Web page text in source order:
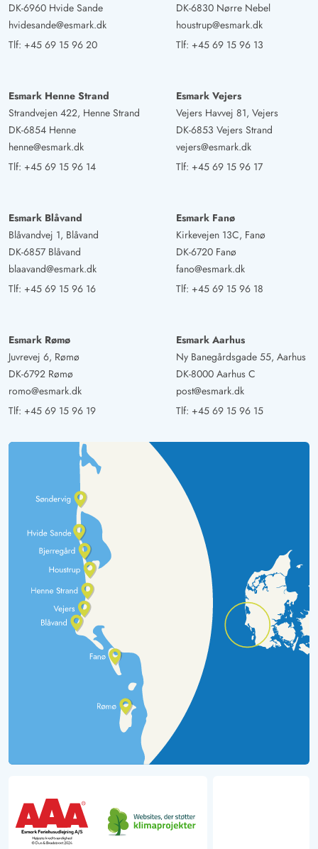
DK-6960 Hvide Sande
hvidesande@esmark.dk
Tlf: +45 69 15 96 20
DK-6830 Nørre Nebel
houstrup@esmark.dk
Tlf: +45 69 15 96 13
Esmark Henne Strand
Strandvejen 422, Henne Strand
DK-6854 Henne
henne@esmark.dk
Tlf: +45 69 15 96 14
Esmark Vejers
Vejers Havvej 81, Vejers
DK-6853 Vejers Strand
vejers@esmark.dk
Tlf: +45 69 15 96 17
Esmark Blåvand
Blåvandvej 1, Blåvand
DK-6857 Blåvand
blaavand@esmark.dk
Tlf: +45 69 15 96 16
Esmark Fanø
Kirkevejen 13C, Fanø
DK-6720 Fanø
fano@esmark.dk
Tlf: +45 69 15 96 18
Esmark Rømø
Juvrevej 6, Rømø
DK-6792 Rømø
romo@esmark.dk
Tlf: +45 69 15 96 19
Esmark Aarhus
Ny Banegårdsgade 55, Aarhus
DK-8000 Aarhus C
post@esmark.dk
Tlf: +45 69 15 96 15